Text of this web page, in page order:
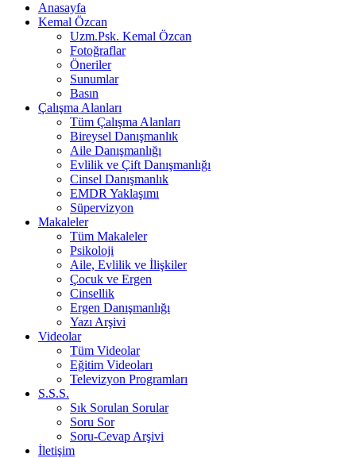
Anasayfa
Kemal Özcan
Uzm.Psk. Kemal Özcan
Fotoğraflar
Öneriler
Sunumlar
Basın
Çalışma Alanları
Tüm Çalışma Alanları
Bireysel Danışmanlık
Aile Danışmanlığı
Evlilik ve Çift Danışmanlığı
Cinsel Danışmanlık
EMDR Yaklaşımı
Süpervizyon
Makaleler
Tüm Makaleler
Psikoloji
Aile, Evlilik ve İlişkiler
Çocuk ve Ergen
Cinsellik
Ergen Danışmanlığı
Yazı Arşivi
Videolar
Tüm Videolar
Eğitim Videoları
Televizyon Programları
S.S.S.
Sık Sorulan Sorular
Soru Sor
Soru-Cevap Arşivi
İletişim